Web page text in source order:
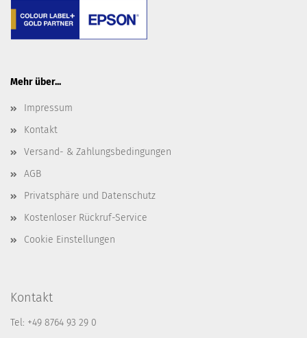
Mehr über...
Impressum
Kontakt
Versand- & Zahlungsbedingungen
AGB
Privatsphäre und Datenschutz
Kostenloser Rückruf-Service
Cookie Einstellungen
Kontakt
Tel: +49 8764 93 29 0